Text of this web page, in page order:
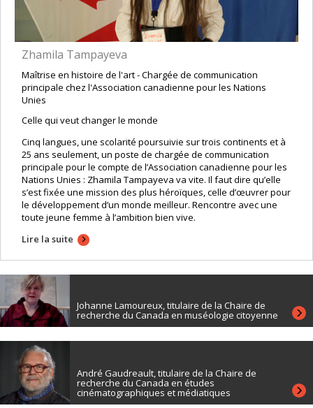
Zhamila Tampayeva
Maîtrise en histoire de l'art - Chargée de communication
principale chez l'Association canadienne pour les Nations
Unies
Celle qui veut changer le monde
Cinq langues, une scolarité poursuivie sur trois continents et à
25 ans seulement, un poste de chargée de communication
principale pour le compte de l’Association canadienne pour les
Nations Unies : Zhamila Tampayeva va vite. Il faut dire qu’elle
s’est fixée une mission des plus héroïques, celle d’œuvrer pour
le développement d’un monde meilleur. Rencontre avec une
toute jeune femme à l’ambition bien vive.
Lire la suite
Johanne Lamoureux, titulaire de la Chaire de
recherche du Canada en muséologie citoyenne
André Gaudreault, titulaire de la Chaire de
recherche du Canada en études
cinématographiques et médiatiques